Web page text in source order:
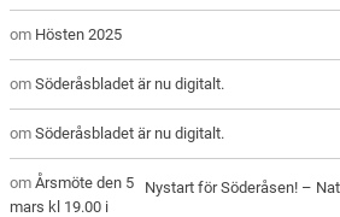
om Hösten 2025
omSöderåsbladet är nu digitalt.
omSöderåsbladet är nu digitalt.
Nystart för Söderåsen! –
omÅrsmöte den 5
mars kl 19.00 i